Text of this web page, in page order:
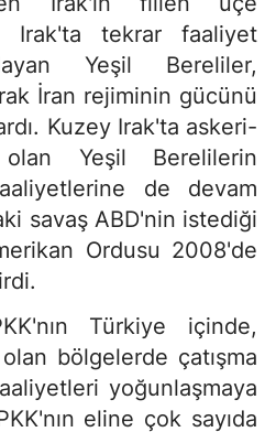
Irak'ta tekrar faaliyet
Yeşil Bereliler,
İran rejiminin gücünü
Kuzey Irak'ta askeri-
Yeşil Berelilerin
de devam
savaş ABD'nin istediği
Ordusu 2008'de
Türkiye içinde,
bölgelerde çatışma
yoğunlaşmaya
eline çok sayıda